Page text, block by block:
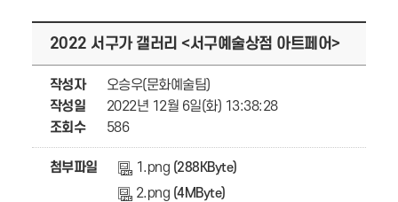
2022 서구가 갤러리 <서구예술상점 아트페어>
작성자
오승우(문화예술팀)
작성일
2022년 12월 6일(화) 13:38:28
조회수
586
첨부파일 1.png (288KByte)
2.png (4MByte)